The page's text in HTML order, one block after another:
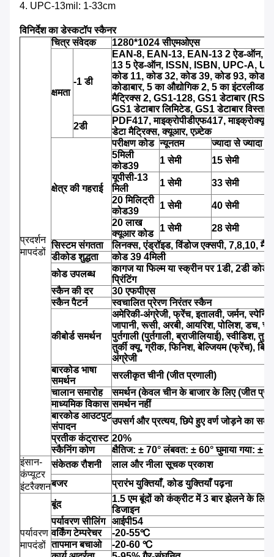
4. UPC-13mil: 1-33cm
विनिर्देश काडेस्कटॉप स्कैनर
प्रदर्शन
मापदंडों
चित्र संवेदक 1280*1024 सीएमओएस
क्षमता
-1 डी
EAN-8, EAN-13, EAN-13 2 ऐड-ऑन,
13 5 ऐड-ऑन, ISSN, ISBN, UPC-A,
कोड 11, कोड 32, कोड 39, कोड 93, कोड
कोडाबार, 5 का औद्योगिक 2, 5 का इंटरलीव्ड
मैट्रिक्स 2, GS1-128, GS1 डेटाबार
GS1 डेटाबार लिमिटेड, GS1 डेटाबार
2डी
PDF417, माइक्रोपीडीएफ417,
डेटा मैट्रिक्स, क्यूआर, एज़्टेक
क्षेत्र की गहराई
परीक्षण कोड न्यूनतम
ज्यादा से ज्यादा
5मिली
कोड39
1 सेमी
15 सेमी
यूपीसी-13
मिली
1 सेमी
33 सेमी
20 मिलिट्री
कोड39
1 सेमी
40 सेमी
20 लाख
क्यूआर कोड
1 सेमी
28 सेमी
सिस्टम संगतता
लिनक्स, एंड्रॉइड, विंडोज एक्सपी, 7,8,10,
डीकोड शुद्धता
कोड 39 4मिली
कोड उपलब्ध
कागज या फिल्म या स्क्रीन पर 1डी, 2डी कोड
प्रिंटिंग
स्कैन की दर
30 एफपीएस
स्कैन पैटर्न
स्वचालित प्रेरण निरंतर स्कैन
कीबोर्ड समर्थन
अमेरिकी-अंग्रेजी, फ्रेंच, इतालवी, जर्मन,
जापानी, रूसी, अरबी, आयरिश, पोलिश, डच,
पुर्तगाली (पुर्तगाली, ब्राजीलियाई), स्वीडिश,
तुर्की क्यू, ग्रीक, फिनिश, बेल्जियम (फ्रेंच),
अंग्रेजी
बारकोड भाषा
समर्थन
सरलीकृत चीनी (जीत प्रणाली)
चालान समारोह
समर्थन (केवल चीन के बाजार के लिए (जीत
माध्यमिक विकास समर्थन नहीं
बारकोड आउटपुट
संपादन
उपसर्ग और प्रत्यय, छिपे हुए वर्ण जोड़ने का
प्रतीक कंट्रास्ट 20%
स्कैनिंग कोण
क्षैतिज: ± 70° लंबवत: ± 60° घुमाया गया: ±
इंसान-
कंप्यूटर
इंटरैक्शन
संकेतक रौशनी
लाल और नीला सूचक प्रकाश
बजर
प्रारंभ युक्तियाँ, कोड युक्तियाँ पढ़ना
पर्यावरण
मापदंडों
बूंद
1.5 एम बूंदों को कंक्रीट में 3 बार झेलने के लिए
डिजाइन
पर्यावरण सीलिंग
आईपी54
वर्किंग टेम्परेचर
-20-55℃
तापमान बचाओ
-20-60 ℃